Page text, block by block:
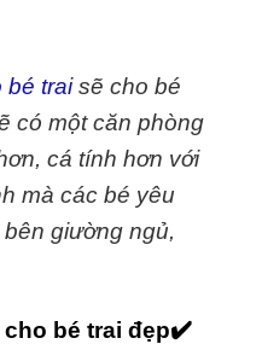
bé traisẽ cho bé
có một căn phòng
cá tính hơn với
mà các bé yêu
giường ngủ,
bé trai đẹp✔️